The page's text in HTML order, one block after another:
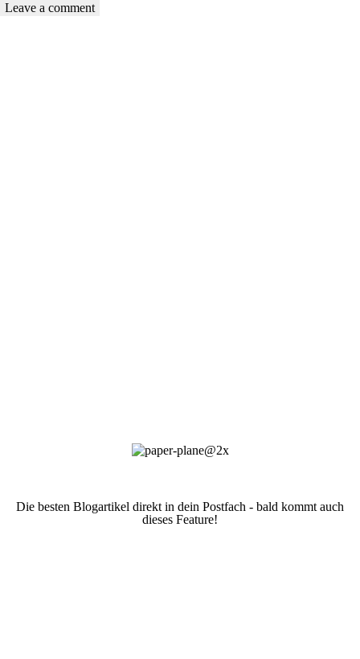
Die besten Blogartikel direkt in dein Postfach - bald kommt auch
dieses Feature!